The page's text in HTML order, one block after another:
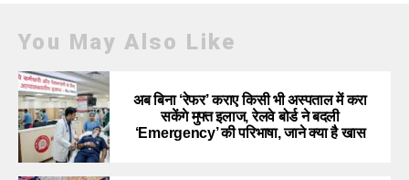
You May Also Like
अब बिना ‘रेफर’ कराए किसी भी अस्पताल में करा
सकेंगे मुफ्त इलाज, रेलवे बोर्ड ने बदली
‘Emergency’ की परिभाषा, जाने क्या है खास